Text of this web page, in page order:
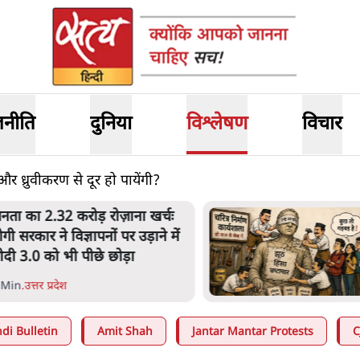
दुनिया विश्लेषण विचार
ध्रुवीकरण से दूर हो पायेंगी?
राष्ट्र के चरित्र की मरम्मत
है
Min.व्यंग्य/उलटबाँसी
Bulletin Amit Shah Jantar Mantar Protests